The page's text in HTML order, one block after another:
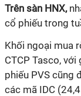
Trên sàn HNX,
cổ phiếu trong
Khối ngoại mua
CTCP Tasco,
phiếu PVS cũng
các mã IDC